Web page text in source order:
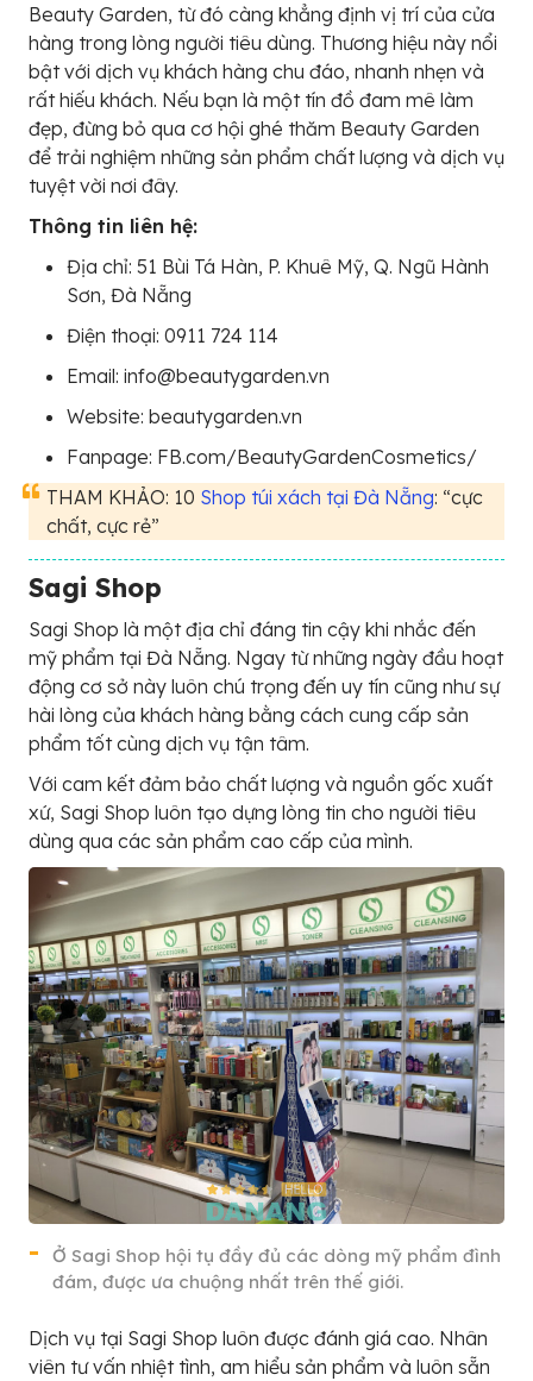
Beauty Garden, từ đó càng khẳng định vị trí của cửa
hàng trong lòng người tiêu dùng. Thương hiệu này nổi
bật với dịch vụ khách hàng chu đáo, nhanh nhẹn và
rất hiếu khách. Nếu bạn là một tín đồ đam mê làm
đẹp, đừng bỏ qua cơ hội ghé thăm Beauty Garden
để trải nghiệm những sản phẩm chất lượng và dịch vụ
tuyệt vời nơi đây.
Thông tin liên hệ:
Địa chỉ: 51 Bùi Tá Hàn, P. Khuê Mỹ, Q. Ngũ Hành
Sơn, Đà Nẵng
Điện thoại: 0911 724 114
Email: info@beautygarden.vn
Website: beautygarden.vn
Fanpage: FB.com/BeautyGardenCosmetics/
THAM KHẢO: 10 Shop túi xách tại Đà Nẵng: “cực
chất, cực rẻ”
Sagi Shop
Sagi Shop là một địa chỉ đáng tin cậy khi nhắc đến
mỹ phẩm tại Đà Nẵng. Ngay từ những ngày đầu hoạt
động cơ sở này luôn chú trọng đến uy tín cũng như sự
hài lòng của khách hàng bằng cách cung cấp sản
phẩm tốt cùng dịch vụ tận tâm.
Với cam kết đảm bảo chất lượng và nguồn gốc xuất
xứ, Sagi Shop luôn tạo dựng lòng tin cho người tiêu
dùng qua các sản phẩm cao cấp của mình.
Ở Sagi Shop hội tụ đầy đủ các dòng mỹ phẩm đình
đám, được ưa chuộng nhất trên thế giới.
Dịch vụ tại Sagi Shop luôn được đánh giá cao. Nhân
viên tư vấn nhiệt tình, am hiểu sản phẩm và luôn sẵn